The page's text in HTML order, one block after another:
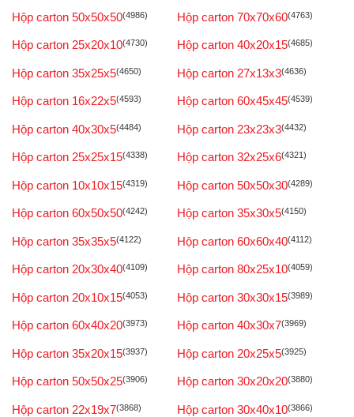
Hộp carton 50x50x50(4986) Hộp carton 70x70x60(4763)
Hộp carton 25x20x10(4730) Hộp carton 40x20x15(4685)
Hộp carton 35x25x5(4650) Hộp carton 27x13x3(4636)
Hộp carton 16x22x5(4593) Hộp carton 60x45x45(4539)
Hộp carton 40x30x5(4484) Hộp carton 23x23x3(4432)
Hộp carton 25x25x15(4338) Hộp carton 32x25x6(4321)
Hộp carton 10x10x15(4319) Hộp carton 50x50x30(4289)
Hộp carton 60x50x50(4242) Hộp carton 35x30x5(4150)
Hộp carton 35x35x5(4122) Hộp carton 60x60x40(4112)
Hộp carton 20x30x40(4109) Hộp carton 80x25x10(4059)
Hộp carton 20x10x15(4053) Hộp carton 30x30x15(3989)
Hộp carton 60x40x20(3973) Hộp carton 40x30x7(3969)
Hộp carton 35x20x15(3937) Hộp carton 20x25x5(3925)
Hộp carton 50x50x25(3906) Hộp carton 30x20x20(3880)
Hộp carton 22x19x7(3868) Hộp carton 30x40x10(3866)